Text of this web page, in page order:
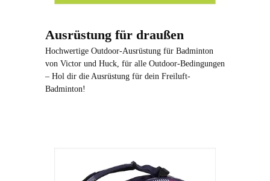
Ausrüstung für draußen
Hochwertige Outdoor-Ausrüstung für Badminton
von Victor und Huck, für alle Outdoor-Bedingungen
– Hol dir die Ausrüstung für dein Freiluft-
Badminton!